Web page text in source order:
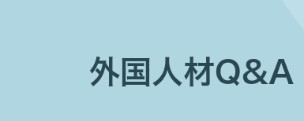
外国人材Q&A